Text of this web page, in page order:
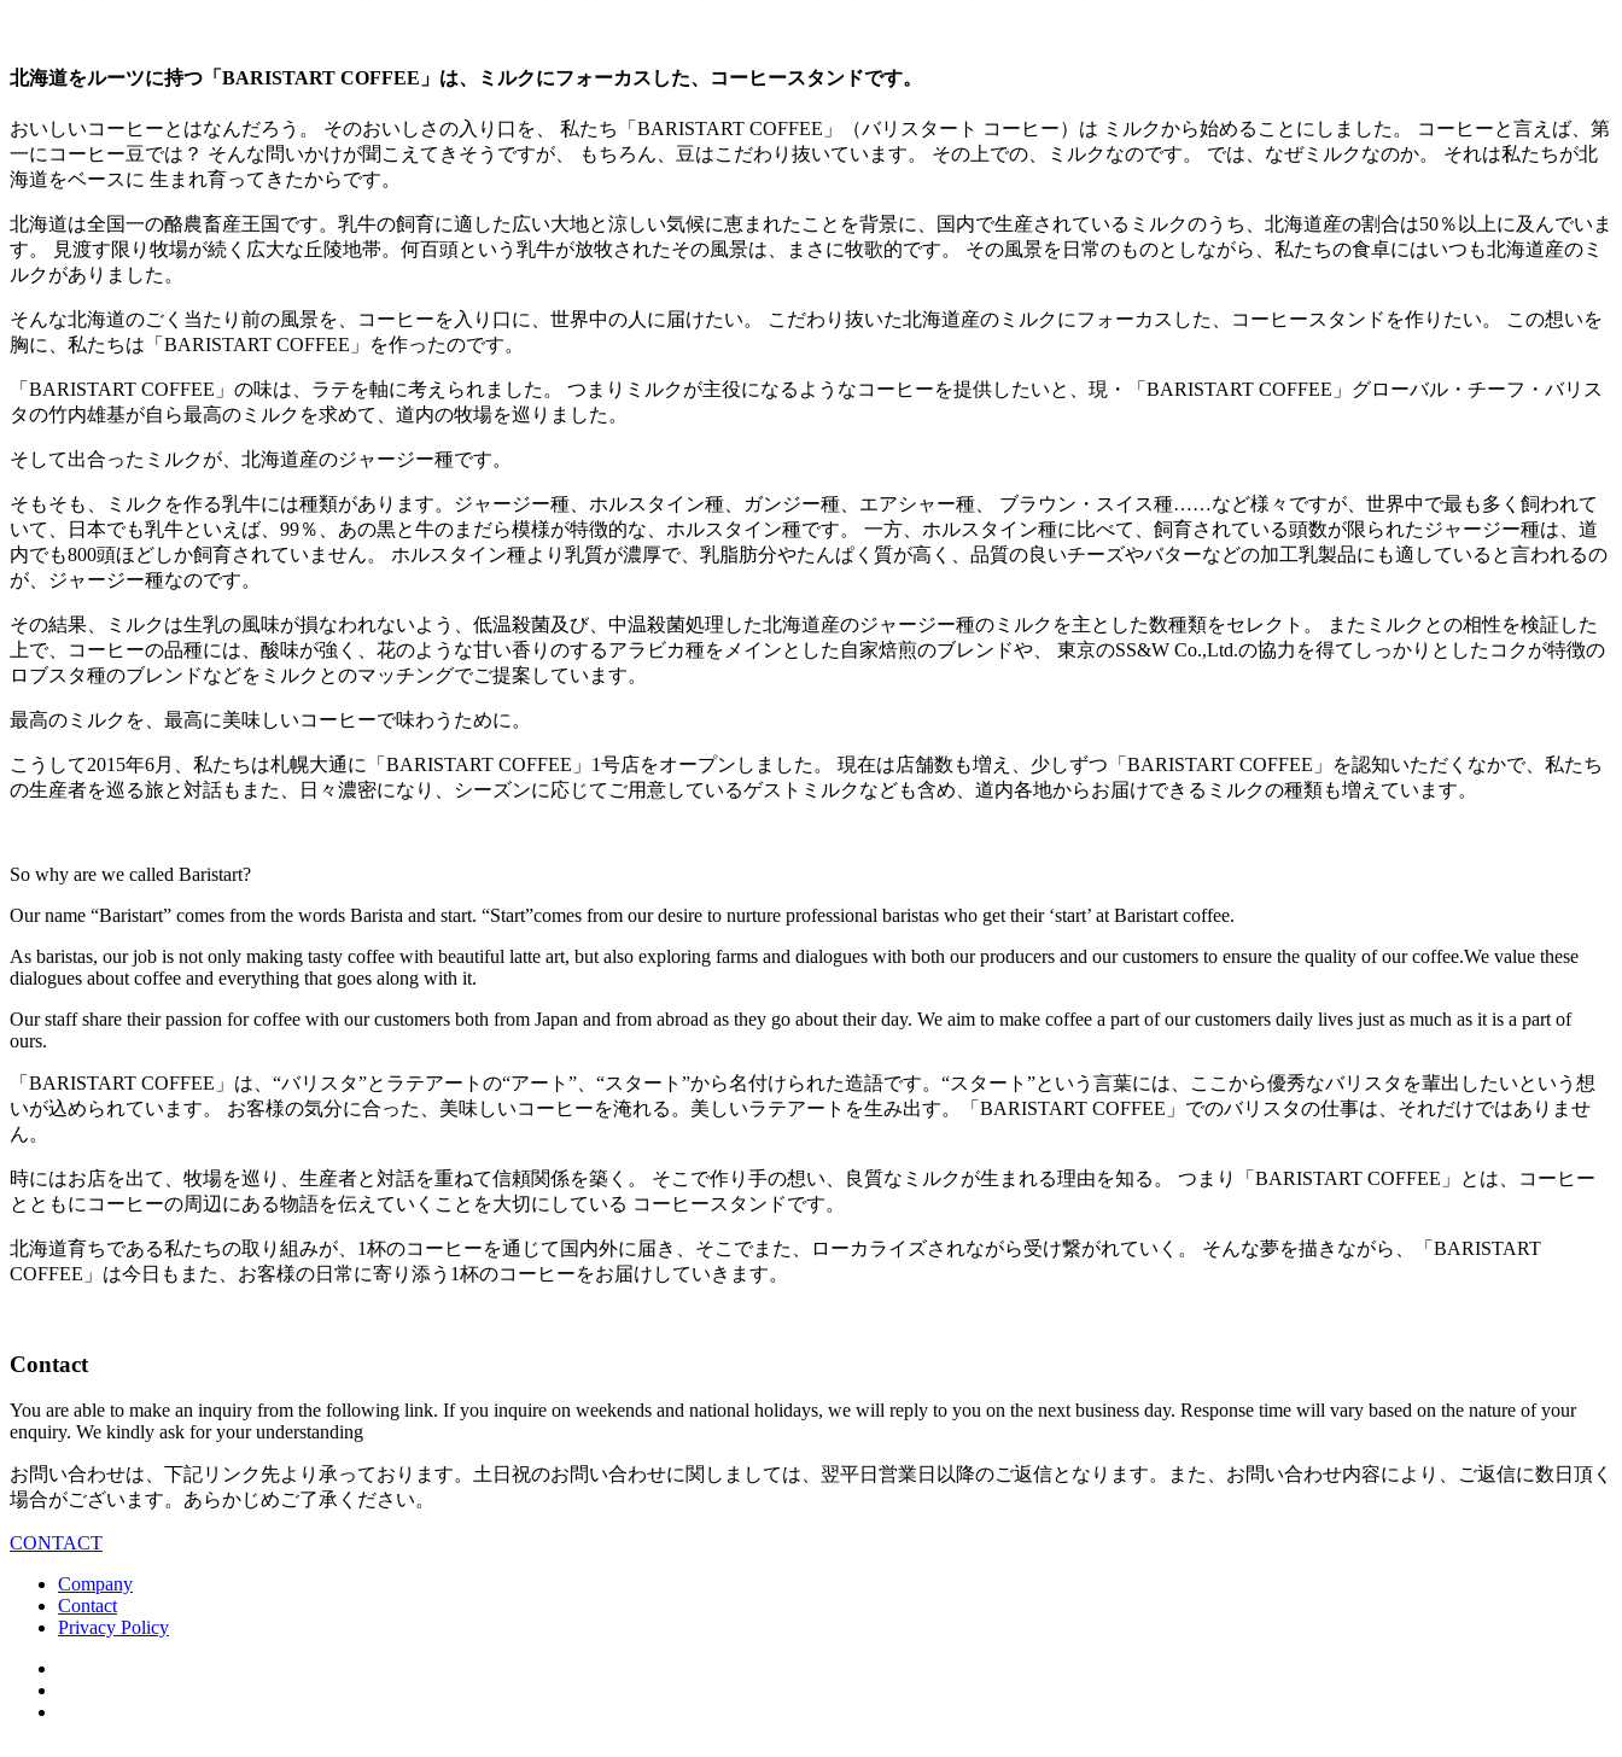
北海道をルーツに持つ「BARISTART COFFEE」は、ミルクにフォーカスした、コーヒースタンドです。
おいしいコーヒーとはなんだろう。 そのおいしさの入り口を、 私たち「BARISTART COFFEE」（バリスタート コーヒー）は ミルクから始めることにしました。 コーヒーと言えば、第
一にコーヒー豆では？ そんな問いかけが聞こえてきそうですが、 もちろん、豆はこだわり抜いています。 その上での、ミルクなのです。 では、なぜミルクなのか。 それは私たちが北
海道をベースに 生まれ育ってきたからです。
北海道は全国一の酪農畜産王国です。乳牛の飼育に適した広い大地と涼しい気候に恵まれたことを背景に、国内で生産されているミルクのうち、北海道産の割合は50％以上に及んでいま
す。 見渡す限り牧場が続く広大な丘陵地帯。何百頭という乳牛が放牧されたその風景は、まさに牧歌的です。 その風景を日常のものとしながら、私たちの食卓にはいつも北海道産のミ
ルクがありました。
そんな北海道のごく当たり前の風景を、コーヒーを入り口に、世界中の人に届けたい。 こだわり抜いた北海道産のミルクにフォーカスした、コーヒースタンドを作りたい。 この想いを
胸に、私たちは「BARISTART COFFEE」を作ったのです。
「BARISTART COFFEE」の味は、ラテを軸に考えられました。 つまりミルクが主役になるようなコーヒーを提供したいと、現・「BARISTART COFFEE」グローバル・チーフ・バリス
タの竹内雄基が自ら最高のミルクを求めて、道内の牧場を巡りました。
そして出合ったミルクが、北海道産のジャージー種です。
そもそも、ミルクを作る乳牛には種類があります。ジャージー種、ホルスタイン種、ガンジー種、エアシャー種、 ブラウン・スイス種……など様々ですが、世界中で最も多く飼われて
いて、日本でも乳牛といえば、99％、あの黒と牛のまだら模様が特徴的な、ホルスタイン種です。 一方、ホルスタイン種に比べて、飼育されている頭数が限られたジャージー種は、道
内でも800頭ほどしか飼育されていません。 ホルスタイン種より乳質が濃厚で、乳脂肪分やたんぱく質が高く、品質の良いチーズやバターなどの加工乳製品にも適していると言われるの
が、ジャージー種なのです。
その結果、ミルクは生乳の風味が損なわれないよう、低温殺菌及び、中温殺菌処理した北海道産のジャージー種のミルクを主とした数種類をセレクト。 またミルクとの相性を検証した
上で、コーヒーの品種には、酸味が強く、花のような甘い香りのするアラビカ種をメインとした自家焙煎のブレンドや、 東京のSS&W Co.,Ltd.の協力を得てしっかりとしたコクが特徴の
ロブスタ種のブレンドなどをミルクとのマッチングでご提案しています。
最高のミルクを、最高に美味しいコーヒーで味わうために。
こうして2015年6月、私たちは札幌大通に「BARISTART COFFEE」1号店をオープンしました。 現在は店舗数も増え、少しずつ「BARISTART COFFEE」を認知いただくなかで、私たち
の生産者を巡る旅と対話もまた、日々濃密になり、シーズンに応じてご用意しているゲストミルクなども含め、道内各地からお届けできるミルクの種類も増えています。
So why are we called Baristart?
Our name “Baristart” comes from the words Barista and start. “Start”comes from our desire to nurture professional baristas who get their ‘start’ at Baristart coffee.
As baristas, our job is not only making tasty coffee with beautiful latte art, but also exploring farms and dialogues with both our producers and our customers to ensure the quality of our coffee.We value these
dialogues about coffee and everything that goes along with it.
Our staff share their passion for coffee with our customers both from Japan and from abroad as they go about their day. We aim to make coffee a part of our customers daily lives just as much as it is a part of
ours.
「BARISTART COFFEE」は、“バリスタ”とラテアートの“アート”、“スタート”から名付けられた造語です。“スタート”という言葉には、ここから優秀なバリスタを輩出したいという想
いが込められています。 お客様の気分に合った、美味しいコーヒーを淹れる。美しいラテアートを生み出す。「BARISTART COFFEE」でのバリスタの仕事は、それだけではありませ
ん。
時にはお店を出て、牧場を巡り、生産者と対話を重ねて信頼関係を築く。 そこで作り手の想い、良質なミルクが生まれる理由を知る。 つまり「BARISTART COFFEE」とは、コーヒー
とともにコーヒーの周辺にある物語を伝えていくことを大切にしている コーヒースタンドです。
北海道育ちである私たちの取り組みが、1杯のコーヒーを通じて国内外に届き、そこでまた、ローカライズされながら受け繋がれていく。 そんな夢を描きながら、「BARISTART
COFFEE」は今日もまた、お客様の日常に寄り添う1杯のコーヒーをお届けしていきます。
Contact
You are able to make an inquiry from the following link. If you inquire on weekends and national holidays, we will reply to you on the next business day. Response time will vary based on the nature of your
enquiry. We kindly ask for your understanding
お問い合わせは、下記リンク先より承っております。土日祝のお問い合わせに関しましては、翌平日営業日以降のご返信となります。また、お問い合わせ内容により、ご返信に数日頂く
場合がございます。あらかじめご了承ください。
CONTACT
Company
Contact
Privacy Policy